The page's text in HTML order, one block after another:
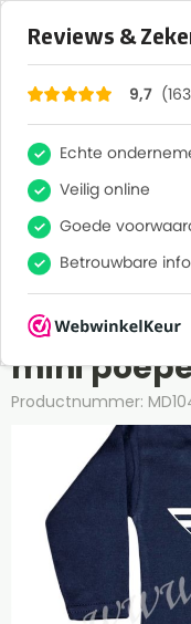
9,7
Gratis
Home
Shirt of
mini
Productnummer: